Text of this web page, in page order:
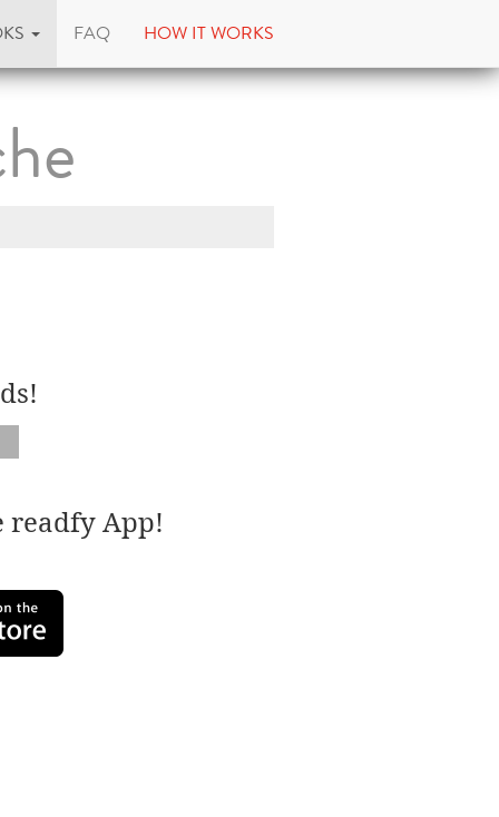
FAQ HOW IT WORKS
readfy App!